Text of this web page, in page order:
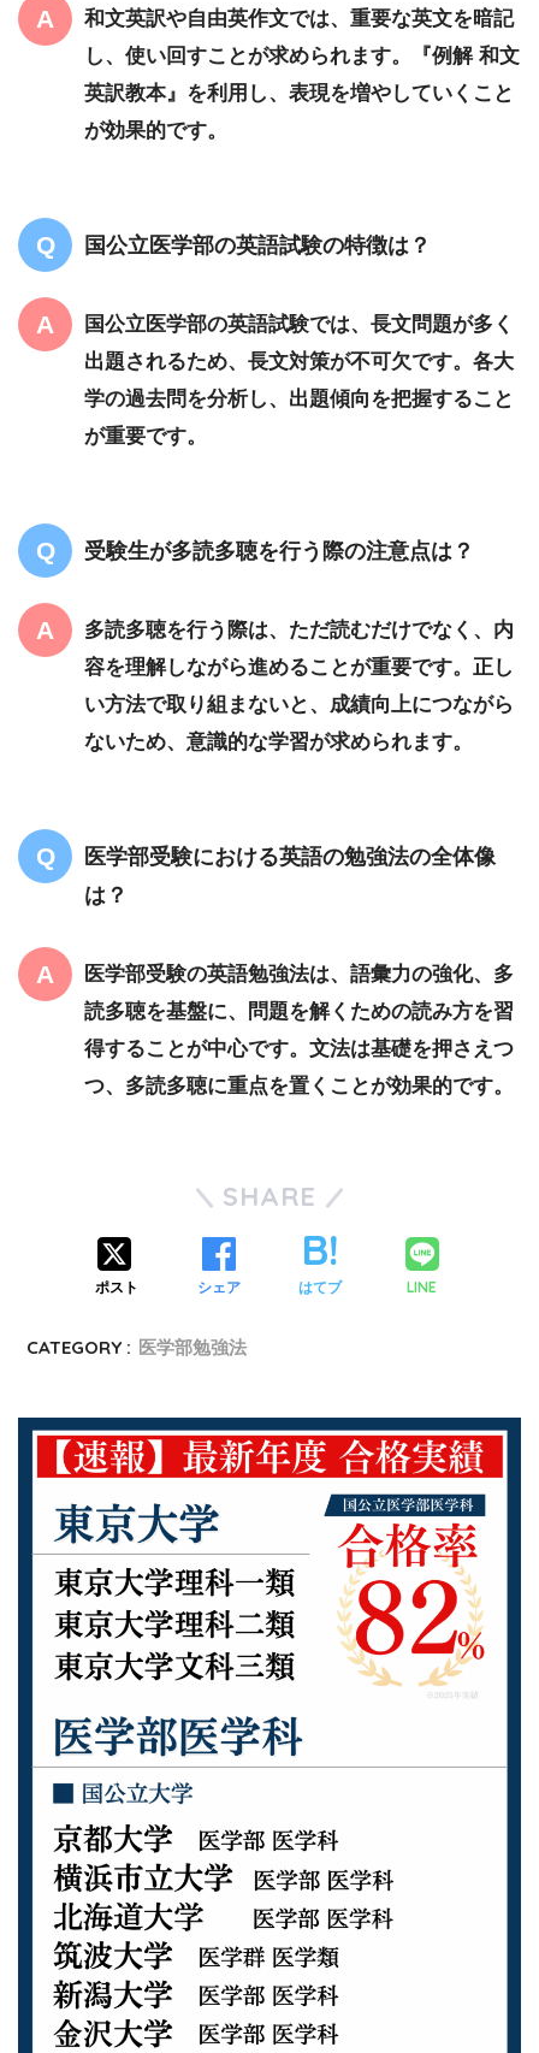
和文英訳や自由英作文では、重要な英文を暗記
し、使い回すことが求められます。『例解 和文
英訳教本』を利用し、表現を増やしていくこと
が効果的です。
国公立医学部の英語試験の特徴は？
国公立医学部の英語試験では、長文問題が多く
出題されるため、長文対策が不可欠です。各大
学の過去問を分析し、出題傾向を把握すること
が重要です。
受験生が多読多聴を行う際の注意点は？
多読多聴を行う際は、ただ読むだけでなく、内
容を理解しながら進めることが重要です。正し
い方法で取り組まないと、成績向上につながら
ないため、意識的な学習が求められます。
医学部受験における英語の勉強法の全体像
は？
医学部受験の英語勉強法は、語彙力の強化、多
読多聴を基盤に、問題を解くための読み方を習
得することが中心です。文法は基礎を押さえつ
つ、多読多聴に重点を置くことが効果的です。
SHARE
ポスト シェア はてブ LINE
CATEGORY : 医学部勉強法